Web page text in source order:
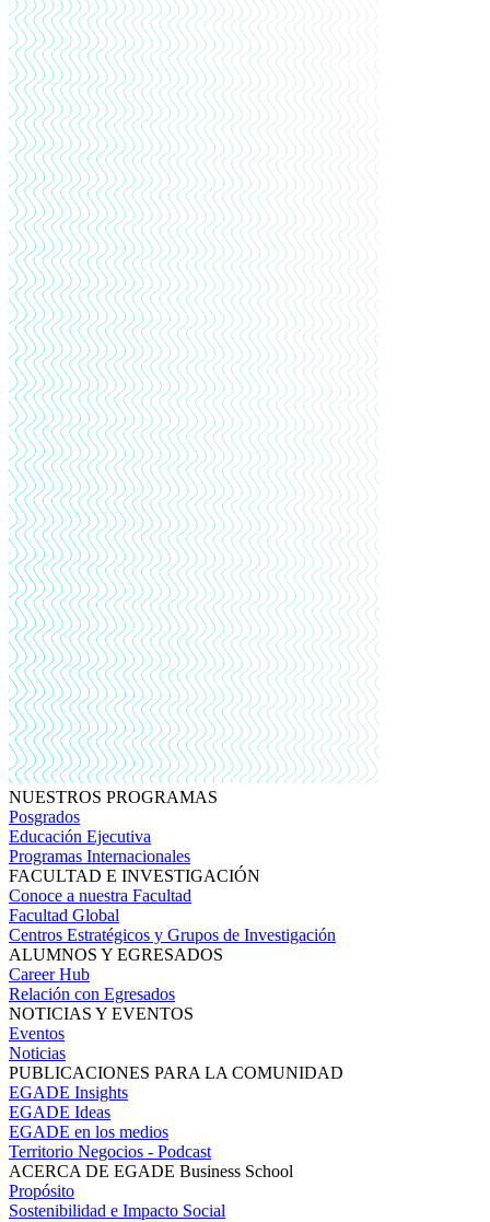
NUESTROS PROGRAMAS
Posgrados
Educación Ejecutiva
Programas Internacionales
FACULTAD E INVESTIGACIÓN
Conoce a nuestra Facultad
Facultad Global
Centros Estratégicos y Grupos de Investigación
ALUMNOS Y EGRESADOS
Career Hub
Relación con Egresados
NOTICIAS Y EVENTOS
Eventos
Noticias
PUBLICACIONES PARA LA COMUNIDAD
EGADE Insights
EGADE Ideas
EGADE en los medios
Territorio Negocios - Podcast
ACERCA DE EGADE Business School
Propósito
Sostenibilidad e Impacto Social